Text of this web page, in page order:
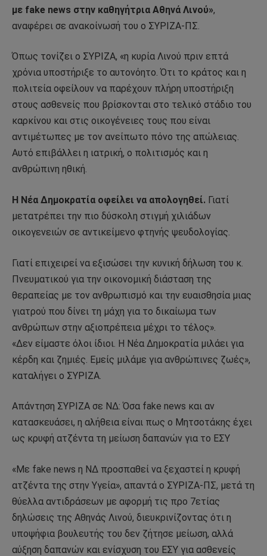
με fake news στην καθηγήτρια Αθηνά Λινού»,
αναφέρει σε ανακοίνωσή του ο ΣΥΡΙΖΑ-ΠΣ.
Όπως τονίζει ο ΣΥΡΙΖΑ, «η κυρία Λινού πριν επτά
χρόνια υποστήριξε το αυτονόητο. Ότι το κράτος και η
πολιτεία οφείλουν να παρέχουν πλήρη υποστήριξη
στους ασθενείς που βρίσκονται στο τελικό στάδιο του
καρκίνου και στις οικογένειες τους που είναι
αντιμέτωπες με τον ανείπωτο πόνο της απώλειας.
Αυτό επιβάλλει η ιατρική, ο πολιτισμός και η
ανθρώπινη ηθική.
Η Νέα Δημοκρατία οφείλει να απολογηθεί. Γιατί
μετατρέπει την πιο δύσκολη στιγμή χιλιάδων
οικογενειών σε αντικείμενο φτηνής ψευδολογίας.
Γιατί επιχειρεί να εξισώσει την κυνική δήλωση του κ.
Πνευματικού για την οικονομική διάσταση της
θεραπείας με τον ανθρωπισμό και την ευαισθησία μιας
γιατρού που δίνει τη μάχη για το δικαίωμα των
ανθρώπων στην αξιοπρέπεια μέχρι το τέλος».
«Δεν είμαστε όλοι ίδιοι. Η Νέα Δημοκρατία μιλάει για
κέρδη και ζημιές. Εμείς μιλάμε για ανθρώπινες ζωές»,
καταλήγει ο ΣΥΡΙΖΑ.
Απάντηση ΣΥΡΙΖΑ σε ΝΔ: Όσα fake news και αν
κατασκευάσει, η αλήθεια είναι πως ο Μητσοτάκης έχει
ως κρυφή ατζέντα τη μείωση δαπανών για το ΕΣΥ
«Με fake news η ΝΔ προσπαθεί να ξεχαστεί η κρυφή
ατζέντα της στην Υγεία», απαντά ο ΣΥΡΙΖΑ-ΠΣ, μετά τη
θύελλα αντιδράσεων με αφορμή τις προ 7ετίας
δηλώσεις της Αθηνάς Λινού, διευκρινίζοντας ότι η
υποψήφια βουλευτής του δεν ζήτησε μείωση, αλλά
αύξηση δαπανών και ενίσχυση του ΕΣΥ για ασθενείς